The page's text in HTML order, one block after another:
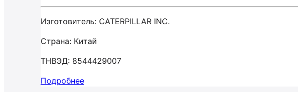
Изготовитель: CATERPILLAR INC.
Страна: Китай
ТНВЭД: 8544429007
Подробнее